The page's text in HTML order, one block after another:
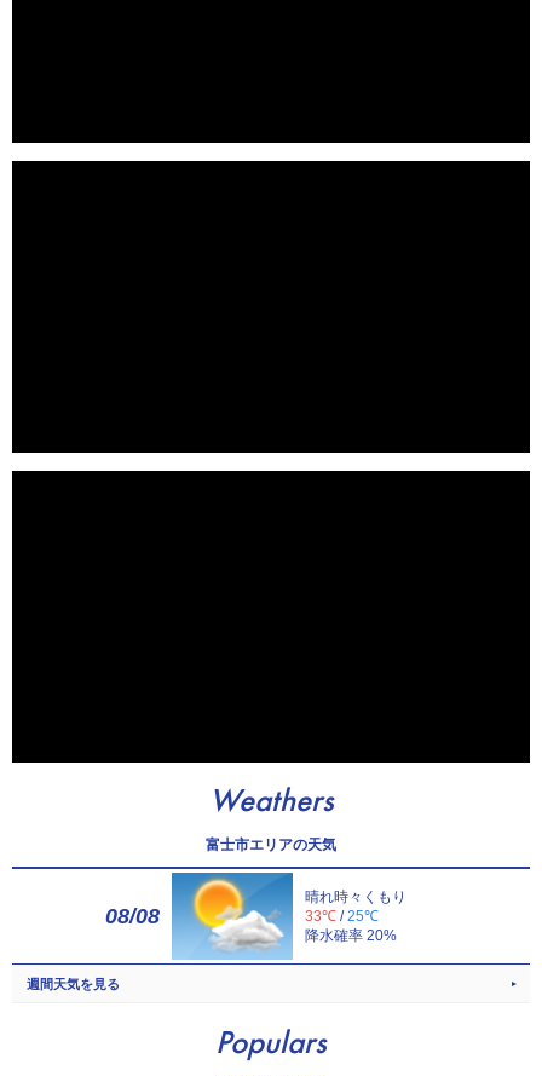
Weathers
富士市エリアの天気
08/08
晴れ時々くもり
33℃ /25℃
降水確率 20%
週間天気を見る
Populars